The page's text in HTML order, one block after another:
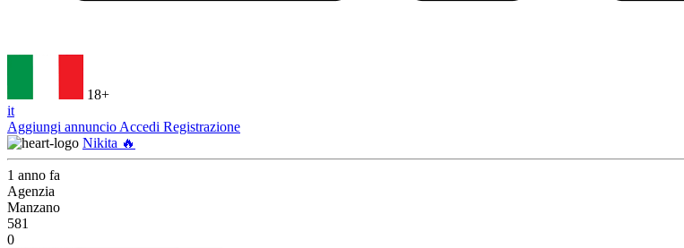
18+
it
Aggiungi annuncio Accedi Registrazione
Nikita 🔥
1 anno fa
Agenzia
Manzano
581
0